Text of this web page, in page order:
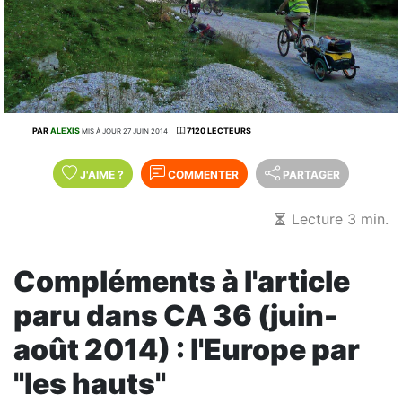
PARALEXIS MIS À JOUR 27 JUIN 2014 7120 LECTEURS
J'AIME ? COMMENTER PARTAGER
Lecture 3 min.
Compléments à l'article
paru dans CA 36 (juin-
août 2014) : l'Europe par
"les hauts"